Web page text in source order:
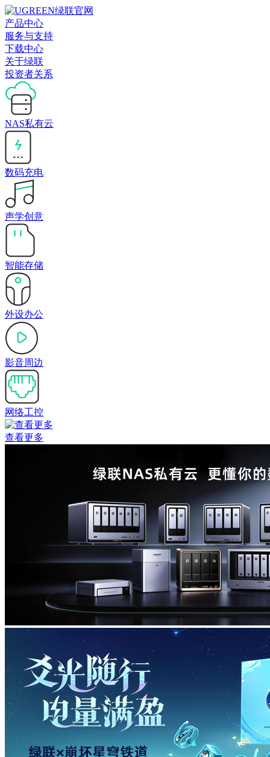
产品中心
服务与支持
下载中心
关于绿联
投资者关系
NAS私有云
数码充电
声学创意
智能存储
外设办公
影音周边
网络工控
查看更多